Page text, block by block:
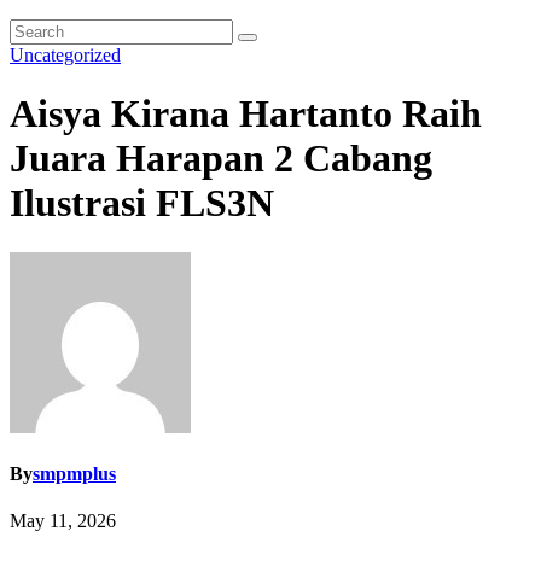
Uncategorized
Aisya Kirana Hartanto Raih
Juara Harapan 2 Cabang
Ilustrasi FLS3N
Bysmpmplus
May 11, 2026